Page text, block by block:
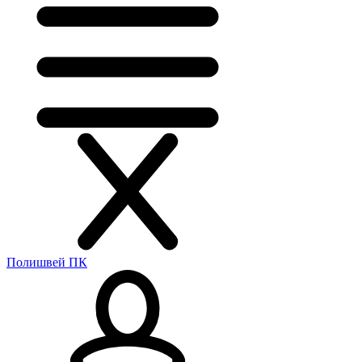
Полишвей ПК